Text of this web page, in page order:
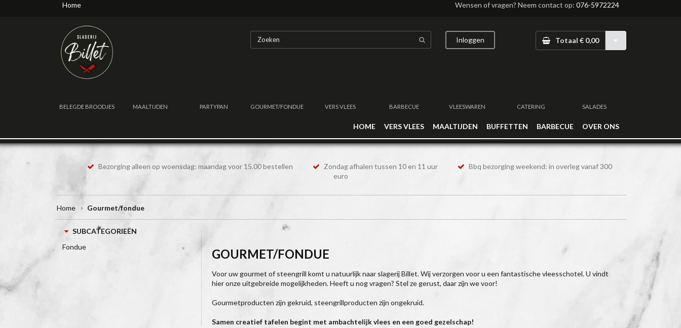
Home Wensen of vragen? Neem contact op: 076-5972224
Inloggen Totaal € 0,00
BELEGDE BROODJES MAALTIJDEN PARTYPAN GOURMET/FONDUE VERS VLEES BARBECUE VLEESWAREN CATERING SALADES
HOME VERS VLEES MAALTIJDEN BUFFETTEN BARBECUE OVER ONS
Bezorging alleen op woensdag: maandag voor 15.00 bestellen Zondag afhalen tussen 10 en 11 uur
Bbq bezorging weekend: in overleg vanaf 300
euro
Home Gourmet/fondue
SUBCATEGORIEËN
Fondue
x GOURMET/FONDUE
Voor uw gourmet of steengrill komt u natuurlijk naar slagerij Billet. Wij verzorgen voor u een fantastische vleesschotel. U vindt
hier onze uitgebreide mogelijkheden. Heeft u nog vragen? Stel ze gerust, daar zijn we voor!
Gourmetproducten zijn gekruid, steengrillproducten zijn ongekruid.
Samen creatief tafelen begint met ambachtelijk vlees en een goed gezelschap!